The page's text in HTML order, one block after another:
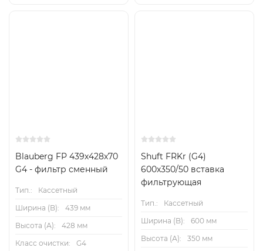
Blauberg FP 439х428х70
G4 - фильтр сменный
Тип.:
Кассетный
Ширина (B):
439 мм
Высота (А):
428 мм
Класс очистки:
G4
Shuft FRKr (G4)
600x350/50 вставка
фильтрующая
Тип.:
Кассетный
Ширина (B):
600 мм
Высота (А):
350 мм